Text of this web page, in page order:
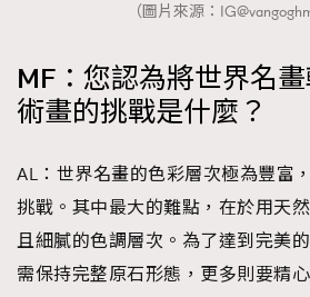
（圖片來源：
MF：您認為將世界名
術畫的挑戰是什麼？
AL：世界名畫的色彩層次極為豐富
挑戰。其中最大的難點，在於用天
且細膩的色調層次。為了達到完美
需保持完整原石形態，更多則要精